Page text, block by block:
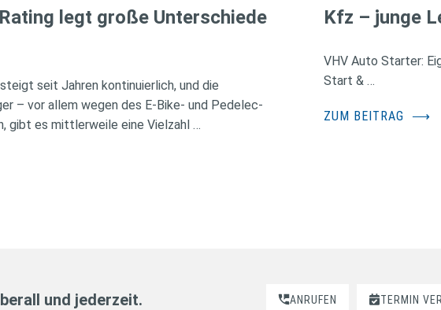
legt große Unterschiede
seit Jahren kontinuierlich, und die
– vor allem wegen des E-Bike- und Pedelec-
gibt es mittlerweile eine Vielzahl …
Kfz – junge
VHV Auto Starter:
Start & …
ZUM BEITRAG ⟶
und jederzeit. ANRUFEN TERMIN